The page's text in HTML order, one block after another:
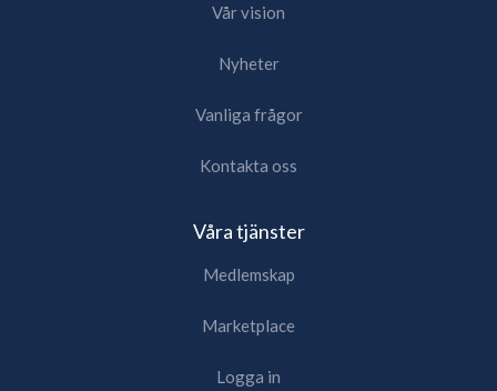
Vår vision
Nyheter
Vanliga frågor
Kontakta oss
Våra tjänster
Medlemskap
Marketplace
Logga in